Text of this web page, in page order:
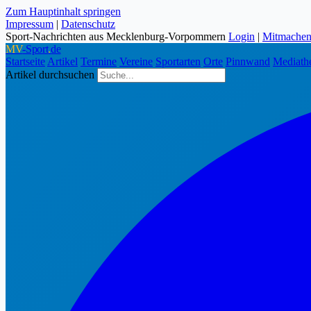
Zum Hauptinhalt springen
Impressum | Datenschutz
Sport-Nachrichten aus Mecklenburg-Vorpommern Login | Mitmachen
MV-Sport.de
Startseite Artikel Termine Vereine Sportarten Orte Pinnwand
Artikel durchsuchen